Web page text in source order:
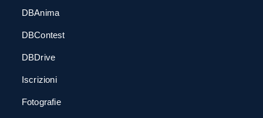
DBAnima
DBContest
DBDrive
Iscrizioni
Fotografie